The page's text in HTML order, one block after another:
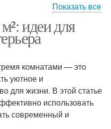
Мебели в
трехкомнатной
квартире
Пространство в
трехкомнатной
квартире
Показать все
идеи для
комнатами — это
уютное и
для жизни. В этой статье
использовать
современный и